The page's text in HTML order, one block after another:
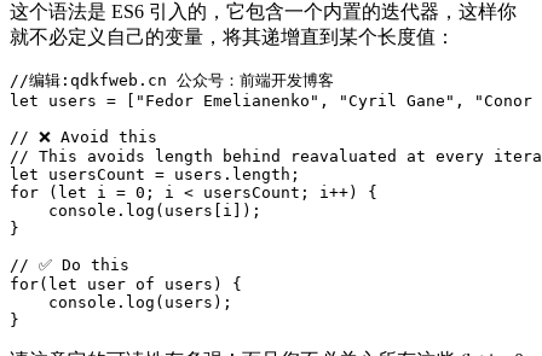
这个语法是 ES6 引入的，它包含一个内置的迭代器，这样你
就不必定义自己的变量，将其递增直到某个长度值：
//编辑:qdkfweb.cn 公众号：前端开发博客
let users = [ "Fedor Emelianenko" , "Cyril Gane" ,
"Conor
// ❌ Avoid this
let
for ( let i = 0; i < usersCount; i++) {
console.log(users[i]);
}
for( let user of users) {
console.log(users);